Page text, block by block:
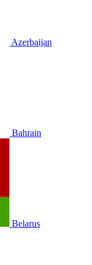
Azerbaijan
Bahrain
Belarus